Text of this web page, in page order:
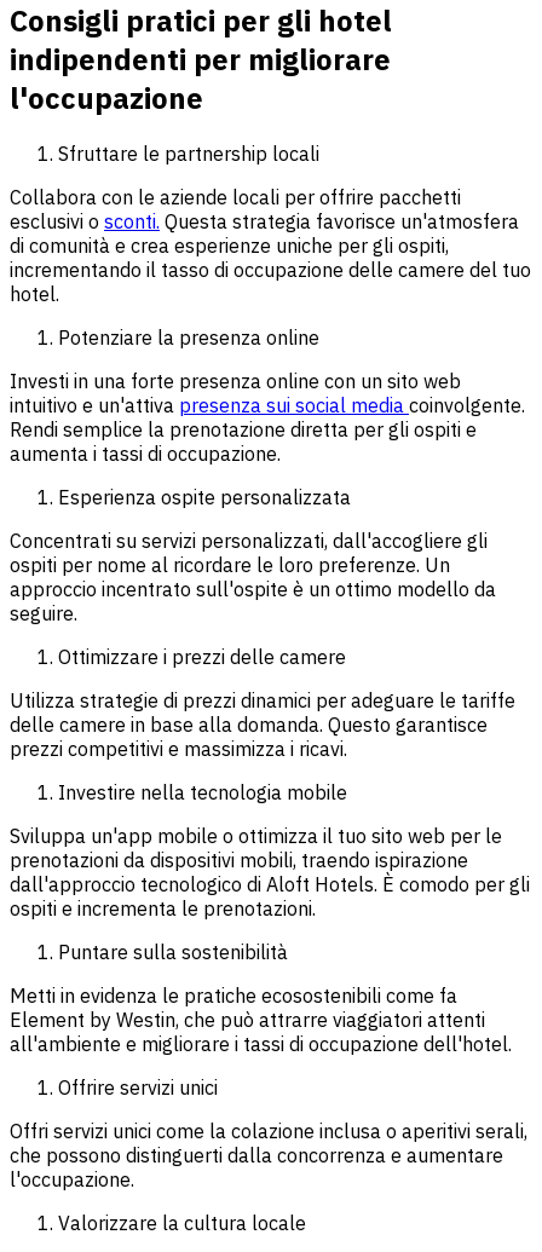
Consigli pratici per gli hotel
indipendenti per migliorare
l'occupazione
Sfruttare le partnership locali
Collabora con le aziende locali per offrire pacchetti
esclusivi o sconti. Questa strategia favorisce un'atmosfera
di comunità e crea esperienze uniche per gli ospiti,
incrementando il tasso di occupazione delle camere del tuo
hotel.
Potenziare la presenza online
Investi in una forte presenza online con un sito web
intuitivo e un'attiva presenza sui social media coinvolgente.
Rendi semplice la prenotazione diretta per gli ospiti e
aumenta i tassi di occupazione.
Esperienza ospite personalizzata
Concentrati su servizi personalizzati, dall'accogliere gli
ospiti per nome al ricordare le loro preferenze. Un
approccio incentrato sull'ospite è un ottimo modello da
seguire.
Ottimizzare i prezzi delle camere
Utilizza strategie di prezzi dinamici per adeguare le tariffe
delle camere in base alla domanda. Questo garantisce
prezzi competitivi e massimizza i ricavi.
Investire nella tecnologia mobile
Sviluppa un'app mobile o ottimizza il tuo sito web per le
prenotazioni da dispositivi mobili, traendo ispirazione
dall'approccio tecnologico di Aloft Hotels. È comodo per gli
ospiti e incrementa le prenotazioni.
Puntare sulla sostenibilità
Metti in evidenza le pratiche ecosostenibili come fa
Element by Westin, che può attrarre viaggiatori attenti
all'ambiente e migliorare i tassi di occupazione dell'hotel.
Offrire servizi unici
Offri servizi unici come la colazione inclusa o aperitivi serali,
che possono distinguerti dalla concorrenza e aumentare
l'occupazione.
Valorizzare la cultura locale